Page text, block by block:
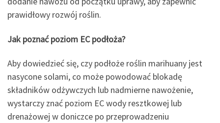
prawidłowy rozwój roślin.
Jak poznać poziom EC podłoża?
Aby dowiedzieć się, czy podłoże roślin marihuany jest
nasycone solami, co może powodować blokadę
składników odżywczych lub nadmierne nawożenie,
wystarczy znać poziom EC wody resztkowej lub
drenażowej w doniczce po przeprowadzeniu